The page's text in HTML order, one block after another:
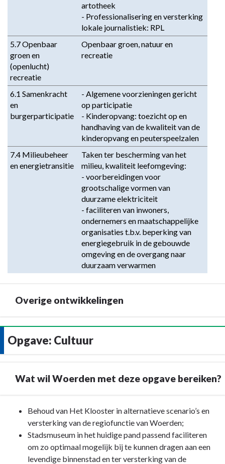
artotheek
- Professionalisering en versterking
lokale journalistiek: RPL
5.7 Openbaar
groen en
(openlucht)
recreatie
Openbaar groen, natuur en
recreatie
6.1 Samenkracht
en
burgerparticipatie
- Algemene voorzieningen gericht
op participatie
- Kinderopvang: toezicht op en
handhaving van de kwaliteit van de
kinderopvang en peuterspeelzalen
7.4 Milieubeheer
en energietransitie
Taken ter bescherming van het
milieu, kwaliteit leefomgeving:
- voorbereidingen voor
grootschalige vormen van
duurzame elektriciteit
- faciliteren van inwoners,
ondernemers en maatschappelijke
organisaties t.b.v. beperking van
energiegebruik in de gebouwde
omgeving en de overgang naar
duurzaam verwarmen
Overige ontwikkelingen
naar
navigatie
Programma
economie
milieu
Opgave: Cultuur
Wat wil Woerden met deze opgave bereiken?
Terug
navigatie
Opgave:
Behoud van Het Klooster in alternatieve scenario’s en
versterking van de regiofunctie van Woerden;
Stadsmuseum in het huidige pand passend faciliteren
om zo optimaal mogelijk bij te kunnen dragen aan een
levendige binnenstad en ter versterking van de